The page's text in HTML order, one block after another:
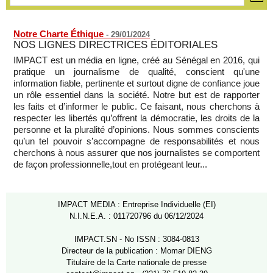
Notre Charte Éthique - 29/01/2024
NOS LIGNES DIRECTRICES ÉDITORIALES
IMPACT est un média en ligne, créé au Sénégal en 2016, qui
pratique un journalisme de qualité, conscient qu'une
information fiable, pertinente et surtout digne de confiance joue
un rôle essentiel dans la société. Notre but est de rapporter
les faits et d’informer le public. Ce faisant, nous cherchons à
respecter les libertés qu’offrent la démocratie, les droits de la
personne et la pluralité d’opinions. Nous sommes conscients
qu’un tel pouvoir s’accompagne de responsabilités et nous
cherchons à nous assurer que nos journalistes se comportent
de façon professionnelle,tout en protégeant leur...
IMPACT MEDIA : Entreprise Individuelle (EI)
N.I.N.E.A. : 011720796 du 06/12/2024
IMPACT.SN - No ISSN : 3084-0813
Directeur de la publication : Momar DIENG
Titulaire de la Carte nationale de presse